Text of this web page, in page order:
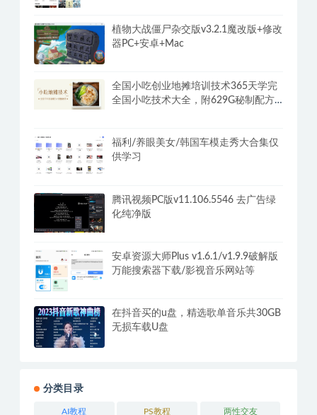
植物大战僵尸杂交版v3.2.1魔改版+修改
器PC+安卓+Mac
全国小吃创业地摊培训技术365天学完
全国小吃技术大全，附629G秘制配方
福利/养眼美女/韩国车模走秀大合集仅
供学习
腾讯视频PC版v11.106.5546 去广告绿
化纯净版
安卓资源大师Plus v1.6.1/v1.9.9破解版
万能搜索器下载/影视音乐网站等
在抖音买的u盘，精选歌单音乐共30GB
无损车载U盘
分类目录
AI教程 PS教程 两性交友